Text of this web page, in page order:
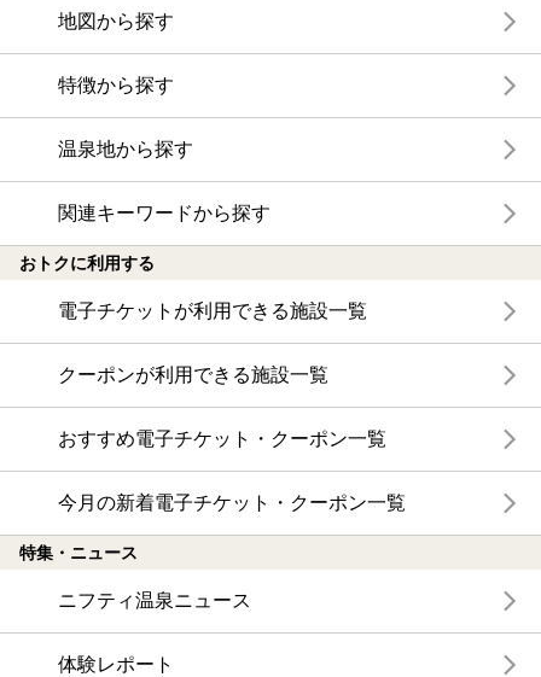
地図から探す
特徴から探す
温泉地から探す
関連キーワードから探す
おトクに利用する
電子チケットが利用できる施設一覧
クーポンが利用できる施設一覧
おすすめ電子チケット・クーポン一覧
今月の新着電子チケット・クーポン一覧
特集・ニュース
ニフティ温泉ニュース
体験レポート